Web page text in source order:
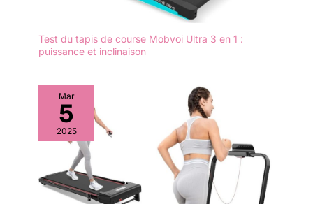
Test du tapis de course Mobvoi Ultra 3 en 1 :
puissance et inclinaison
Mar
5
2025